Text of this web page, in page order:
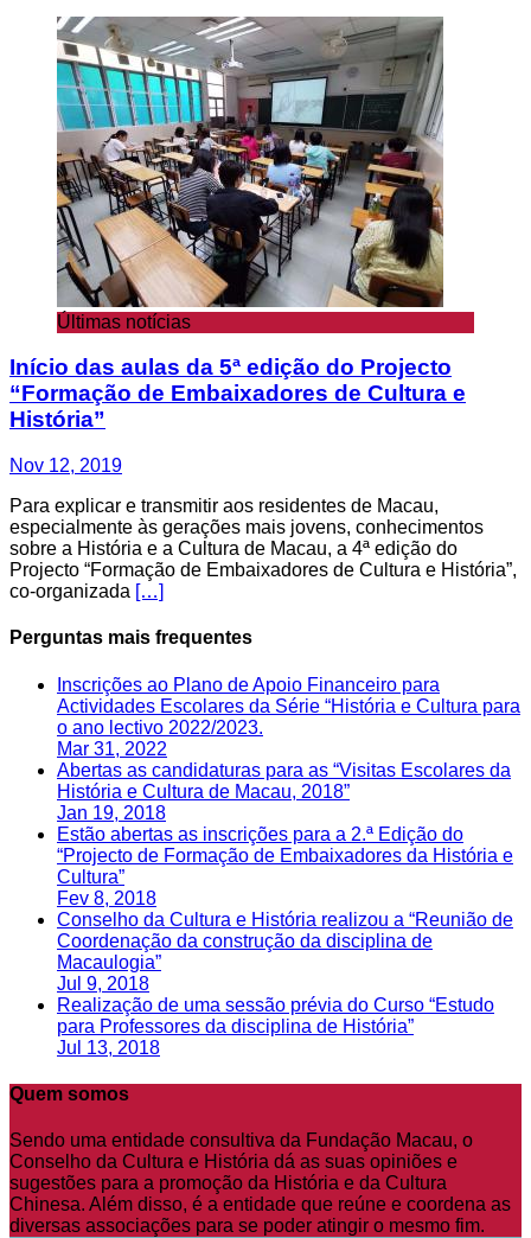
Últimas notícias
Início das aulas da 5ª edição do Projecto
“Formação de Embaixadores de Cultura e
História”
Nov 12, 2019
Para explicar e transmitir aos residentes de Macau,
especialmente às gerações mais jovens, conhecimentos
sobre a História e a Cultura de Macau, a 4ª edição do
Projecto “Formação de Embaixadores de Cultura e História”,
co-organizada […]
Perguntas mais frequentes
Inscrições ao Plano de Apoio Financeiro para
Actividades Escolares da Série “História e Cultura para
o ano lectivo 2022/2023.
Mar 31, 2022
Abertas as candidaturas para as “Visitas Escolares da
História e Cultura de Macau, 2018”
Jan 19, 2018
Estão abertas as inscrições para a 2.ª Edição do
“Projecto de Formação de Embaixadores da História e
Cultura”
Fev 8, 2018
Conselho da Cultura e História realizou a “Reunião de
Coordenação da construção da disciplina de
Macaulogia”
Jul 9, 2018
Realização de uma sessão prévia do Curso “Estudo
para Professores da disciplina de História”
Jul 13, 2018
Quem somos
Sendo uma entidade consultiva da Fundação Macau, o
Conselho da Cultura e História dá as suas opiniões e
sugestões para a promoção da História e da Cultura
Chinesa. Além disso, é a entidade que reúne e coordena as
diversas associações para se poder atingir o mesmo fim.